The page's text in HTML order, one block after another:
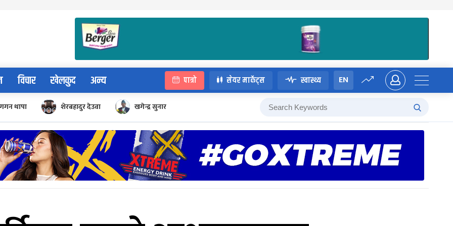
विचार खेलकुद अन्य पात्रो सेयर मार्केट्स स्वास्थ्य EN
गगन थापा शेरबहादुर देउवा खगेन्द्र सुनार